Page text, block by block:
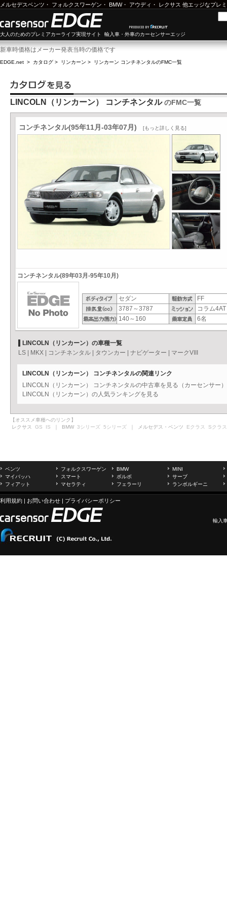
メルセデスベンツ ・ フォルクスワーゲン ・ BMW・ アウディ ・ レクサス 他エッジなプレ
大人のためのプレミアカーライフ実現サイト 輸入車・外車のカーセンサーエッジ
新車時価格はメーカー発表当時の価格です
EDGE.net > カタログ > リンカーン > リンカーン コンチネンタルのFMC一覧
LINCOLN（リンカーン） コンチネンタルのFMC一覧
コンチネンタル(95年11月-03年07月) [もっと詳しく見る]
コンチネンタル(89年03月-95年10月)
セダン
FF
3787～3787
コラム4AT
140～160
6名
LINCOLN（リンカーン）の車種一覧
LS
MKX コンチネンタル タウンカー ナビゲーター マークVIII
LINCOLN（リンカーン） コンチネンタルの関連リンク
LINCOLN（リンカーン） コンチネンタルの中古車を見る（カーセンサー）
LINCOLN（リンカーン）の人気ランキングを見る
【オススメ車種へのリンク】
レクサス GS IS ｜ BMW 3シリーズ 5シリーズ ｜ メルセデス・ベンツ Eクラス Sクラス
ベンツ フォルクスワーゲン BMW
MINI
マイバッハ
スマート ボルボ
サーブ
フィアット
マセラティ フェラーリ ランボルギーニ
利用規約 | お問い合わせ | プライバシーポリシー
輸入